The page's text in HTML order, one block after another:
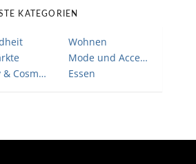
KATEGORIEN
Wohnen
Mode und Accessoires
Beauty & Cosmetic
Essen